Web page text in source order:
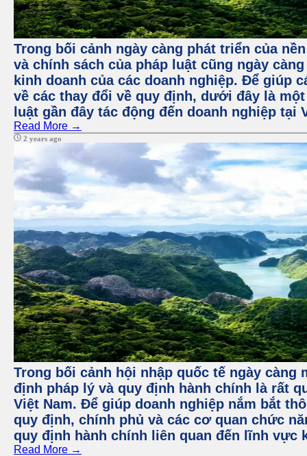
Trong bối cảnh ngày càng phát triển của
và chính sách của pháp luật cũng ngày
kinh doanh của các doanh nghiệp. Để giúp
về các thay đổi về quy định, dưới đây là
luật gần đây tác động đến doanh nghiệp tại
Read More →
2 years ago
Trong bối cảnh hội nhập quốc tế ngày càng
định pháp lý và quy định hành chính là rất
Việt Nam. Để giúp doanh nghiệp nắm bắt
quy định, chính phủ và các cơ quan chức
quy định hành chính liên quan đến lĩnh vực
Read More →